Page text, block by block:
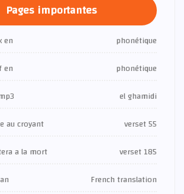
Pages importantes
en
phonétique
en
phonétique
el ghamidi
au croyant
verset 55
a la mort
verset 185
French translation